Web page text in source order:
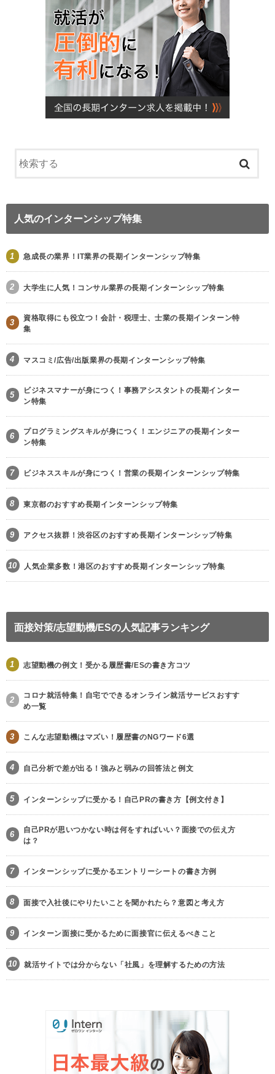
人気のインターンシップ特集
1 急成長の業界！IT業界の長期インターンシップ特集
2 大学生に人気！コンサル業界の長期インターンシップ特集
3
資格取得にも役立つ！会計・税理士、士業の長期インターン特
集
4 マスコミ/広告/出版業界の長期インターンシップ特集
5
ビジネスマナーが身につく！事務アシスタントの長期インター
ン特集
6
プログラミングスキルが身につく！エンジニアの長期インター
ン特集
7 ビジネススキルが身につく！営業の長期インターンシップ特集
8 東京都のおすすめ長期インターンシップ特集
9 アクセス抜群！渋谷区のおすすめ長期インターンシップ特集
10 人気企業多数！港区のおすすめ長期インターンシップ特集
面接対策/志望動機/ESの人気記事ランキング
1 志望動機の例文！受かる履歴書/ESの書き方コツ
2
コロナ就活特集！自宅でできるオンライン就活サービスおすす
め一覧
3 こんな志望動機はマズい！履歴書のNGワード6選
4 自己分析で差が出る！強みと弱みの回答法と例文
5 インターンシップに受かる！自己PRの書き方【例文付き】
6
自己PRが思いつかない時は何をすればいい？面接での伝え方
は？
7 インターンシップに受かるエントリーシートの書き方例
8 面接で入社後にやりたいことを聞かれたら？意図と考え方
9 インターン面接に受かるために面接官に伝えるべきこと
10 就活サイトでは分からない「社風」を理解するための方法